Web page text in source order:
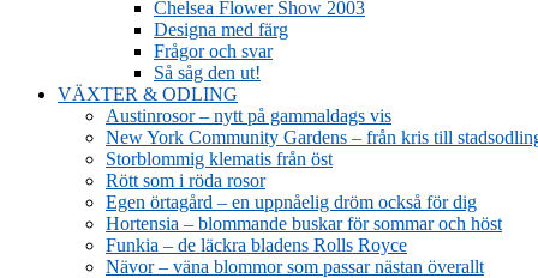
Chelsea Flower Show 2003
Designa med färg
Frågor och svar
Så såg den ut!
VÄXTER & ODLING
Austinrosor – nytt på gammaldags vis
New York Community Gardens – från kris till
Storblommig klematis från öst
Rött som i röda rosor
Egen örtagård – en uppnåelig dröm också för dig
Hortensia – blommande buskar för sommar och höst
Funkia – de läckra bladens Rolls Royce
Nävor – väna blommor som passar nästan överallt